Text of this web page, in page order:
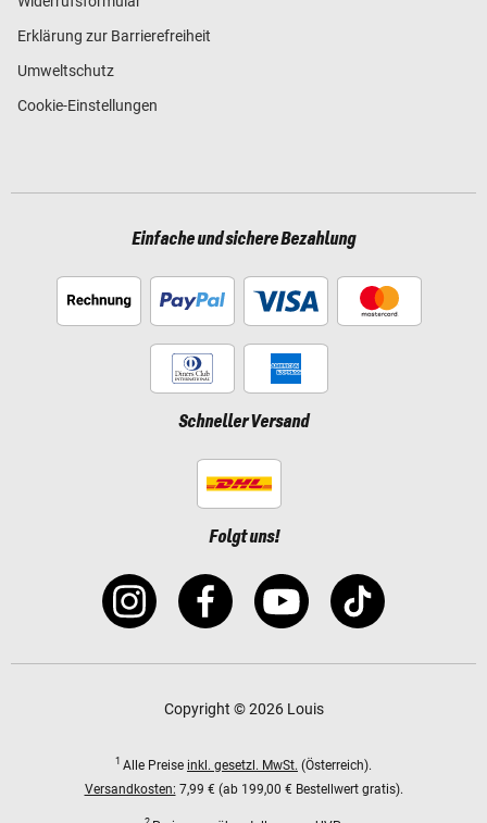
Erklärung zur Barrierefreiheit
Umweltschutz
Cookie-Einstellungen
Einfache und sichere Bezahlung
Schneller Versand
Folgt uns!
Copyright © 2026 Louis
1 Alle Preise inkl. gesetzl. MwSt. (Österreich).
Versandkosten: 7,99 € (ab 199,00 € Bestellwert gratis).